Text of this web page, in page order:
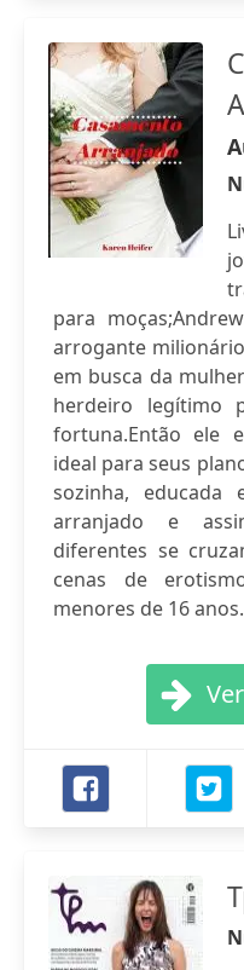
para
arrogante
em busca da
herdeiro legítimo
fortuna.Então ele
ideal para seus
sozinha, educada
arranjado e
diferentes se
cenas de
menores de 16 anos.